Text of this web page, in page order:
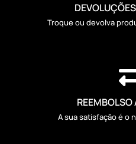
Troque ou devolva
A sua satisfação é o